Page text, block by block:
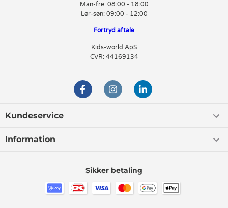
Man-fre: 08:00 - 18:00
Lør-søn: 09:00 - 12:00
Fortryd aftale
Kids-world ApS
CVR: 44169134
Kundeservice
Information
Sikker betaling